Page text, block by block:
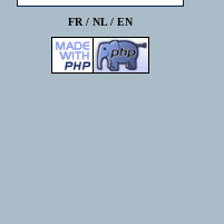
FR / NL/ EN